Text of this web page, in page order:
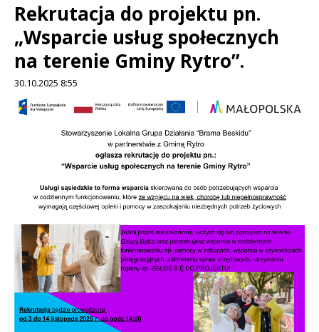
Rekrutacja do projektu pn.
„Wsparcie usług społecznych
na terenie Gminy Rytro”.
30.10.2025 8:55